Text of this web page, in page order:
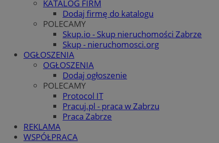
KATALOG FIRM
Dodaj firmę do katalogu
POLECAMY
Skup.io - Skup nieruchomości Zabrze
Skup - nieruchomosci.org
OGŁOSZENIA
OGŁOSZENIA
Dodaj ogłoszenie
POLECAMY
Protocol IT
Pracuj.pl - praca w Zabrzu
Praca Zabrze
REKLAMA
WSPÓŁPRACA